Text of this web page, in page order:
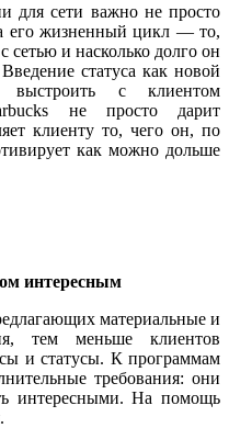
для сети важно не просто
его жизненный цикл — то,
сетью и насколько долго он
статуса как новой
с клиентом
не просто дарит
клиенту то, чего он, по
как можно дольше
интересным
материальные и
тем меньше клиентов
и статусы. К программам
требования: они
интересными. На помощь